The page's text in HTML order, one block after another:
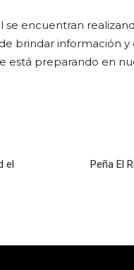
encuentran
brindar información
está preparando en
el
Peña El